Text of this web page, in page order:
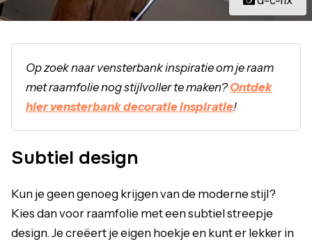
Op zoek naar vensterbank inspiratie om je raam
met raamfolie nog stijlvoller te maken?Ontdek
hier vensterbank decoratie inspiratie!
Subtiel design
Kun je geen genoeg krijgen van de moderne stijl?
Kies dan voor raamfolie met een subtiel streepje
design. Je creëert je eigen hoekje en kunt er lekker in